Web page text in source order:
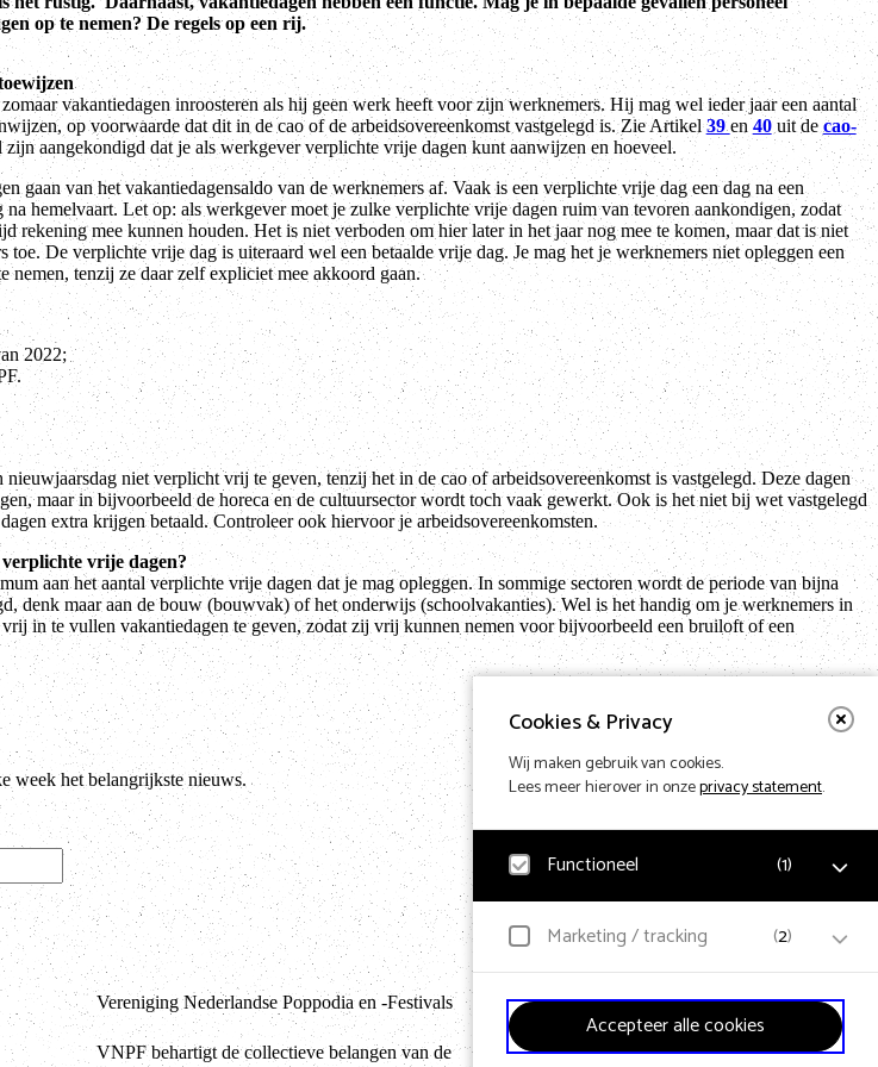
Cookies & Privacy
Wij maken gebruik van cookies.
Lees meer hierover in onzeprivacy statement.
Functioneel (1)
Noodzakelijk
onthouden van voorkeuren worden functionele cookies
geplaatst. Hierbij worden geen persoonsgegevens
verzameld.
Marketing / tracking (2)
YouTube
Klikgedrag, bekeken video’s en aangepaste voorkeuren
worden verzameld. Bezoekersinformatie en
Accepteer alle cookies
op te nemen? De regels op een rij.
vakantiedagen inroosteren als hij geen werk heeft voor zijn werknemers. Hij mag wel ieder jaar een aantal
op voorwaarde dat dit in de cao of de arbeidsovereenkomst vastgelegd is. Zie Artikel39en40uit de cao-
aangekondigd dat je als werkgever verplichte vrije dagen kunt aanwijzen en hoeveel.
gaan van het vakantiedagensaldo van de werknemers af. Vaak is een verplichte vrije dag een dag na een
na hemelvaart. Let op: als werkgever moet je zulke verplichte vrije dagen ruim van tevoren aankondigen, zodat
rekening mee kunnen houden. Het is niet verboden om hier later in het jaar nog mee te komen, maar dat is niet
toe. De verplichte vrije dag is uiteraard wel een betaalde vrije dag. Je mag het je werknemers niet opleggen een
nemen, tenzij ze daar zelf expliciet mee akkoord gaan.
2022;
nieuwjaarsdag niet verplicht vrij te geven, tenzij het in de cao of arbeidsovereenkomst is vastgelegd. Deze dagen
maar in bijvoorbeeld de horeca en de cultuursector wordt toch vaak gewerkt. Ook is het niet bij wet vastgelegd
extra krijgen betaald. Controleer ook hiervoor je arbeidsovereenkomsten.
vrije dagen?
aan het aantal verplichte vrije dagen dat je mag opleggen. In sommige sectoren wordt de periode van bijna
denk maar aan de bouw (bouwvak) of het onderwijs (schoolvakanties). Wel is het handig om je werknemers in
in te vullen vakantiedagen te geven, zodat zij vrij kunnen nemen voor bijvoorbeeld een bruiloft of een
week het belangrijkste nieuws.
Vereniging Nederlandse Poppodia en -Festivals
VNPF behartigt de collectieve belangen van de
Terug naar